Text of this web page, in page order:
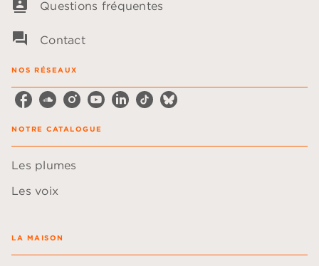
contacts Questions fréquentes
question_answer Contact
NOS RÉSEAUX
NOTRE CATALOGUE
Les plumes
Les voix
LA MAISON